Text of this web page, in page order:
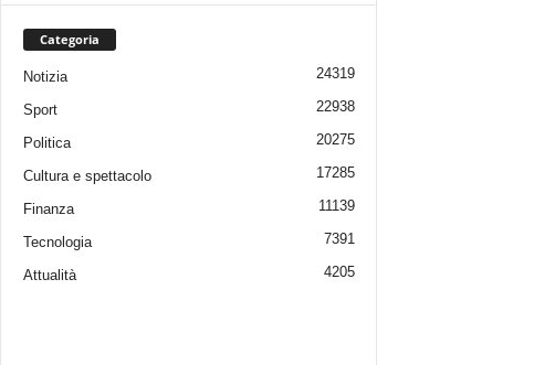
Categoria
Notizia 24319
Sport 22938
Politica 20275
Cultura e spettacolo 17285
Finanza 11139
Tecnologia 7391
Attualità 4205